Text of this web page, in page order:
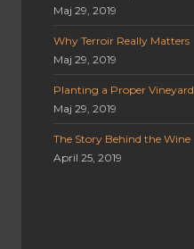
Maj 29, 2019
Why Terroir Really Matters
Maj 29, 2019
Planting a Proper Vineyard
Maj 29, 2019
The Story Behind the Wine
April 25, 2019